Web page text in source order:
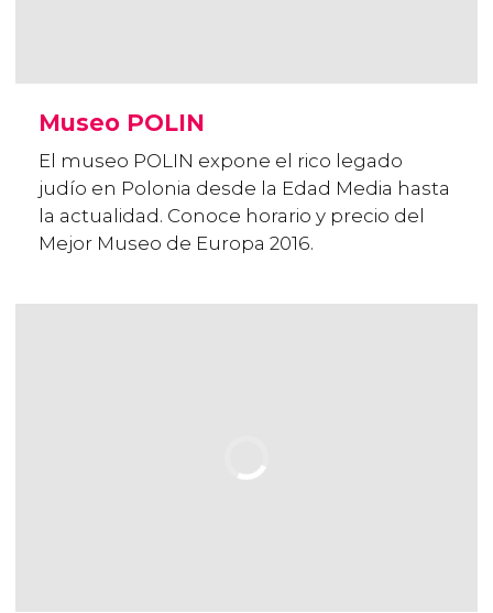
Museo POLIN
El museo POLIN expone el rico legado
judío en Polonia desde la Edad Media hasta
la actualidad. Conoce horario y precio del
Mejor Museo de Europa 2016.